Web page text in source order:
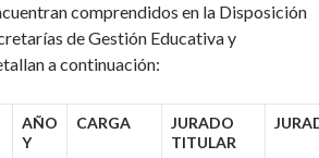
comprendidos en la Disposición
de Gestión Educativa y
a continuación:
AÑO
Y
CARGA
JURADO
TITULAR